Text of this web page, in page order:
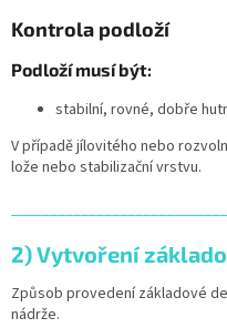
Kontrola podloží
Podloží musí být:
stabilní, rovné, dobře
V případě jílovitého nebo
lože nebo stabilizační vrstvu.
2) Vytvoření
Způsob provedení základové
nádrže.